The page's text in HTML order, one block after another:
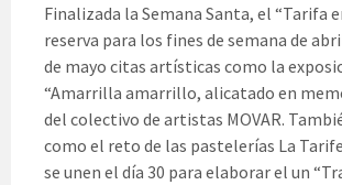
Finalizada la Semana Santa, el “Tarifa
reserva para los fines de semana de
de mayo citas artísticas como la
“Amarrilla amarrillo, alicatado en
del colectivo de artistas MOVAR.
como el reto de las pastelerías La
se unen el día 30 para elaborar el un